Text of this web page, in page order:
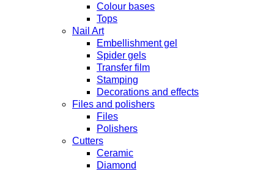
Colour bases
Tops
Nail Art
Embellishment gel
Spider gels
Transfer film
Stamping
Decorations and effects
Files and polishers
Files
Polishers
Cutters
Ceramic
Diamond